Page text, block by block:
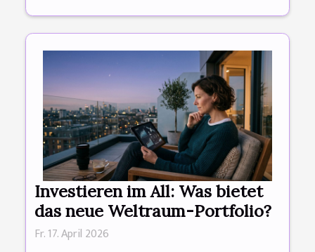
Investieren im All: Was bietet
das neue Weltraum-Portfolio?
Fr. 17. April 2026